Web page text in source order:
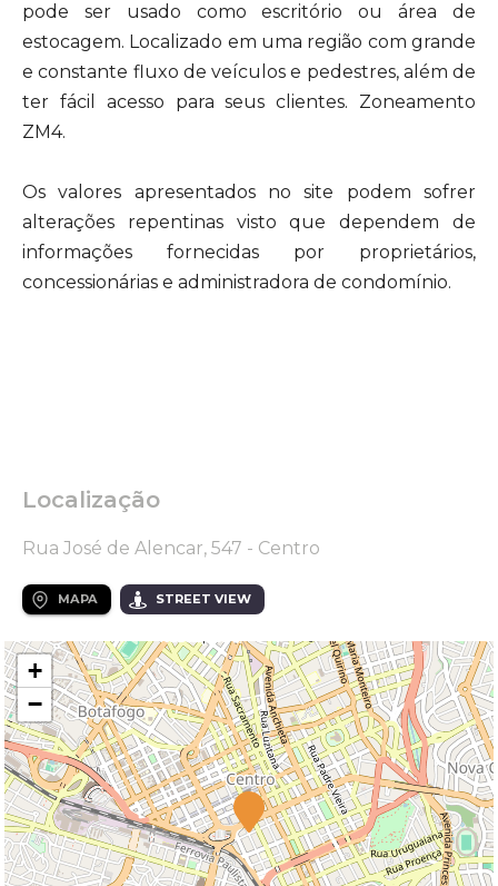
pode ser usado como escritório ou área de
estocagem. Localizado em uma região com grande
e constante fluxo de veículos e pedestres, além de
ter fácil acesso para seus clientes. Zoneamento
ZM4.
Os valores apresentados no site podem sofrer
alterações repentinas visto que dependem de
informações fornecidas por proprietários,
concessionárias e administradora de condomínio.
Localização
Rua José de Alencar, 547 - Centro
MAPA STREET VIEW
+
−